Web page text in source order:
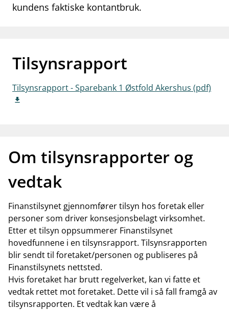
kundens faktiske kontantbruk.
Tilsynsrapport
Tilsynsrapport - Sparebank 1 Østfold Akershus (pdf)
Om tilsynsrapporter og
vedtak
Finanstilsynet gjennomfører tilsyn hos foretak eller
personer som driver konsesjonsbelagt virksomhet.
Etter et tilsyn oppsummerer Finanstilsynet
hovedfunnene i en tilsynsrapport. Tilsynsrapporten
blir sendt til foretaket/personen og publiseres på
Finanstilsynets nettsted.
Hvis foretaket har brutt regelverket, kan vi fatte et
vedtak rettet mot foretaket. Dette vil i så fall framgå av
tilsynsrapporten. Et vedtak kan være å